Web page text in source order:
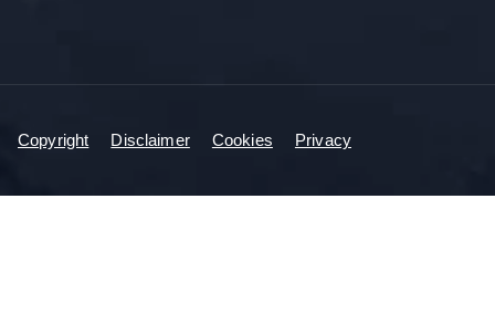
Copyright Disclaimer Cookies Privacy